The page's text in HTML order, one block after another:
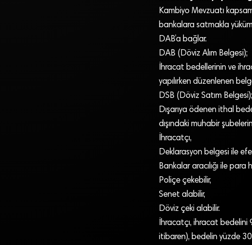
Kambiyo Mevzuatı
bankalara satmakla
DAB’a bağlar.
DAB (Döviz Alım Belgesi);
İhracat bedellerinin ve
yapılırken düzenlenen
DSB (Döviz Satım Belgesi);
Dışarıya ödenen ithal
dışındaki muhabir
İhracatçı,
Deklarasyon belgesi ile
Bankalar aracılığı ile para
Poliçe çekebilir,
Senet alabilir,
Döviz çeki alabilir.
İhracatçı, ihracat bedelini
itibaren), bedelin yüzde